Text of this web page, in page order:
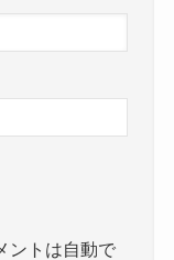
ントは自動で